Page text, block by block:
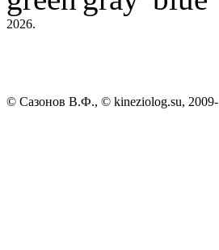
2026.
© Сазонов В.Ф., © kineziolog.su, 2009-